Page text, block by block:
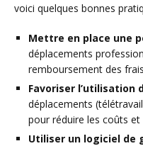
voici quelques bonnes
Mettre en place une
déplacements
remboursement des
Favoriser l’utilisation
déplacements
pour réduire les coûts et
Utiliser un logiciel de